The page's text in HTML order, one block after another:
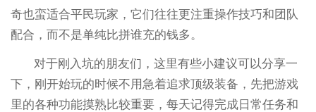
奇也蛮适合平民玩家，它们往往更注重操作技巧和团队
配合，而不是单纯比拼谁充的钱多。
对于刚入坑的朋友们，这里有些小建议可以分享一
下，刚开始玩的时候不用急着追求顶级装备，先把游戏
里的各种功能摸熟比较重要，每天记得完成日常任务和